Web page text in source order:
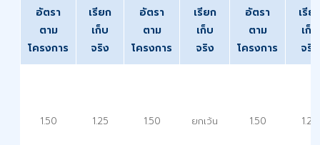
อัตรา
ตาม
โครงการ
เรียก
เก็บ
จริง
อัตรา
ตาม
โครงการ
เรียก
เก็บ
จริง
อัตรา
ตาม
โครงการ
เรีย
เก็บ
จริง
1.50 1.25 1.50 ยกเว้น 1.50 1.25